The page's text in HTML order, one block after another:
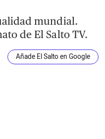
mundial.
de El Salto TV.
Añade El Salto en Google